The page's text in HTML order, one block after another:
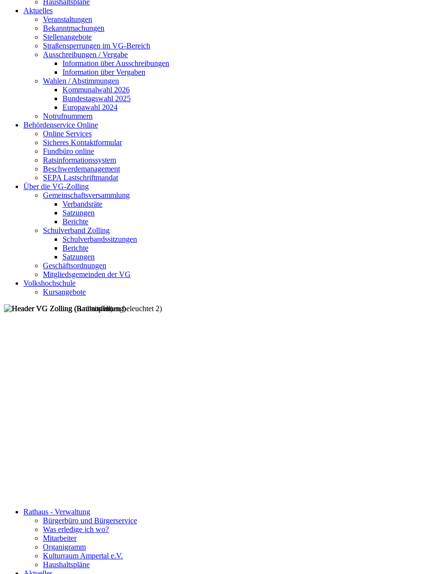
Haushaltspläne
Aktuelles
Veranstaltungen
Bekanntmachungen
Stellenangebote
Straßensperrungen im VG-Bereich
Ausschreibungen / Vergabe
Information über Ausschreibungen
Information über Vergaben
Wahlen / Abstimmungen
Kommunalwahl 2026
Bundestagswahl 2025
Europawahl 2024
Notrufnummern
Behördenservice Online
Online Services
Sicheres Kontaktformular
Fundbüro online
Ratsinformationssystem
Beschwerdemanagement
SEPA Lastschriftmandat
Über die VG-Zolling
Gemeinschaftsversammlung
Verbandsräte
Satzungen
Berichte
Schulverband Zolling
Schulverbandssitzungen
Berichte
Satzungen
Geschäftsordnungen
Mitgliedsgemeinden der VG
Volkshochschule
Kursangebote
Rathaus - Verwaltung
Bürgerbüro und Bürgerservice
Was erledige ich wo?
Mitarbeiter
Organigramm
Kulturraum Ampertal e.V.
Haushaltspläne